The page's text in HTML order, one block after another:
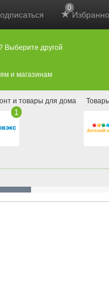
0
Выберите другой
и магазинам
и товары для дома
1